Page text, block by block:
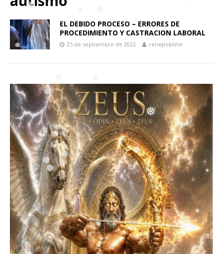
❅ ❅
❅
❅
❅
❅
❅ ❅
❅
❅
❅
❅
❅
❅
❅
❅
❅
EL DEBIDO PROCESO – ERRORES DE
PROCEDIMIENTO Y CASTRACION LABORAL
25 de septiembre de 2022 renepoblete